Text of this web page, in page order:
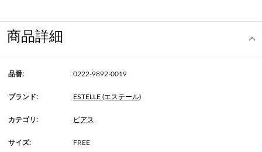
商品詳細
品番: 0222-9892-0019
ブランド: ESTELLE (エステール)
カテゴリ: ピアス
サイズ: FREE